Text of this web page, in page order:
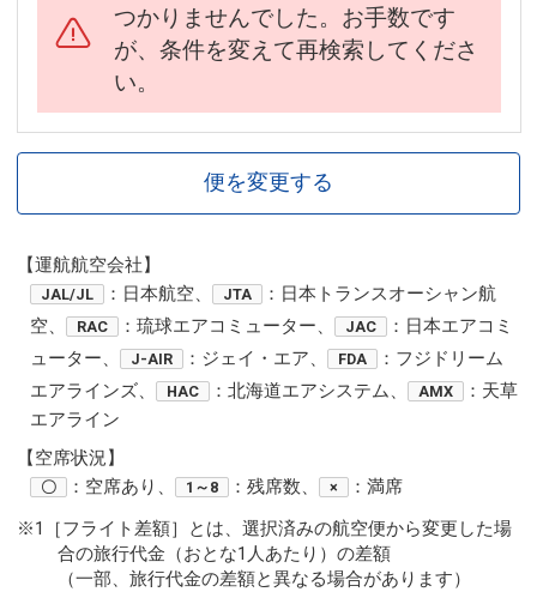
つかりませんでした。お手数です
が、条件を変えて再検索してくださ
い。
便を変更する
【運航航空会社】
JAL/JL ：日本航空、 JTA
：日本トランスオーシャン航
空、
RAC ：琉球エアコミューター、 JAC
：日本エアコミ
ューター、
J-AIR ：ジェイ・エア、 FDA
：フジドリーム
エアラインズ、
HAC ：北海道エアシステム、 AMX
：天草
エアライン
【空席状況】
〇 ：空席あり、 1～8 ：残席数、 ×
：満席
※1［フライト差額］とは、選択済みの航空便から変更した場
合の旅行代金（おとな1人あたり）の差額
（一部、旅行代金の差額と異なる場合があります）